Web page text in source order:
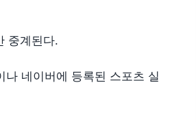
중계된다.
네이버에 등록된 스포츠 실